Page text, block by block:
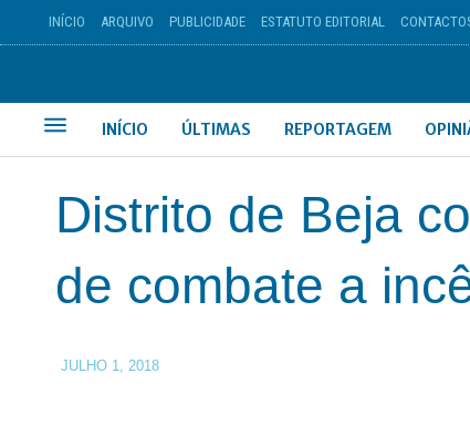
INÍCIO ARQUIVO PUBLICIDADE ESTATUTO EDITORIAL
INÍCIO ÚLTIMAS REPORTAGEM
Distrito de Beja
de combate a
JULHO 1, 2018